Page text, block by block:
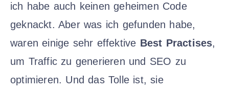
ich habe auch keinen geheimen Code
geknackt. Aber was ich gefunden habe,
waren einige sehr effektive Best Practises,
um Traffic zu generieren und SEO zu
optimieren. Und das Tolle ist, sie